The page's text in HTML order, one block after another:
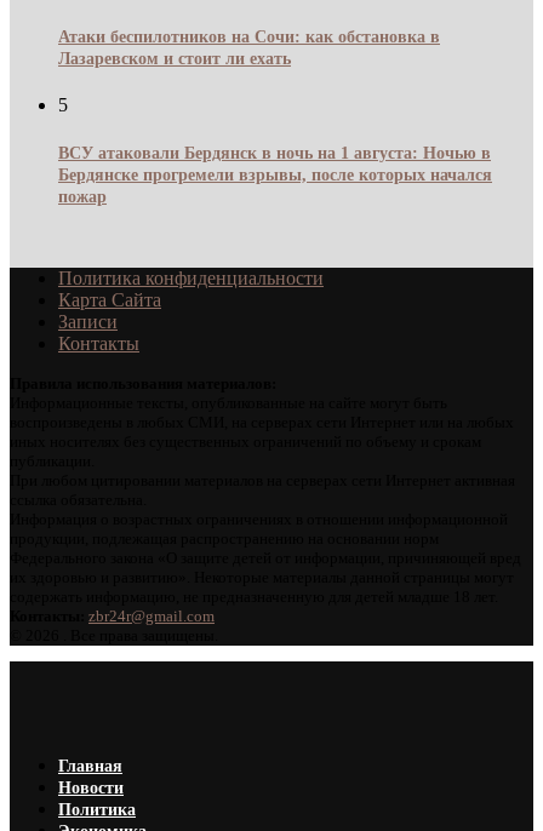
Атаки беспилотников на Сочи: как обстановка в
Лазаревском и стоит ли ехать
5
ВСУ атаковали Бердянск в ночь на 1 августа: Ночью в
Бердянске прогремели взрывы, после которых начался
пожар
Политика конфиденциальности
Карта Сайта
Записи
Контакты
zbr24r@gmail.com
Главная
Новости
Политика